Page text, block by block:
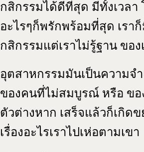
กสิกรรมได้ดีที่สุด มีทั้งเวลา
อะไรๆก็พรักพร้อมที่สุด เร
กสิกรรมแต่เราไม่รู้ฐาน ขอ
อุตสาหกรรมมันเป็นความจ
ของคนที่ไม่สมบูรณ์ หรือ ข
ตัวต่างหาก เสร็จแล้วก็เกิด
เรื่องอะไรเราไปเห่อตามเขา